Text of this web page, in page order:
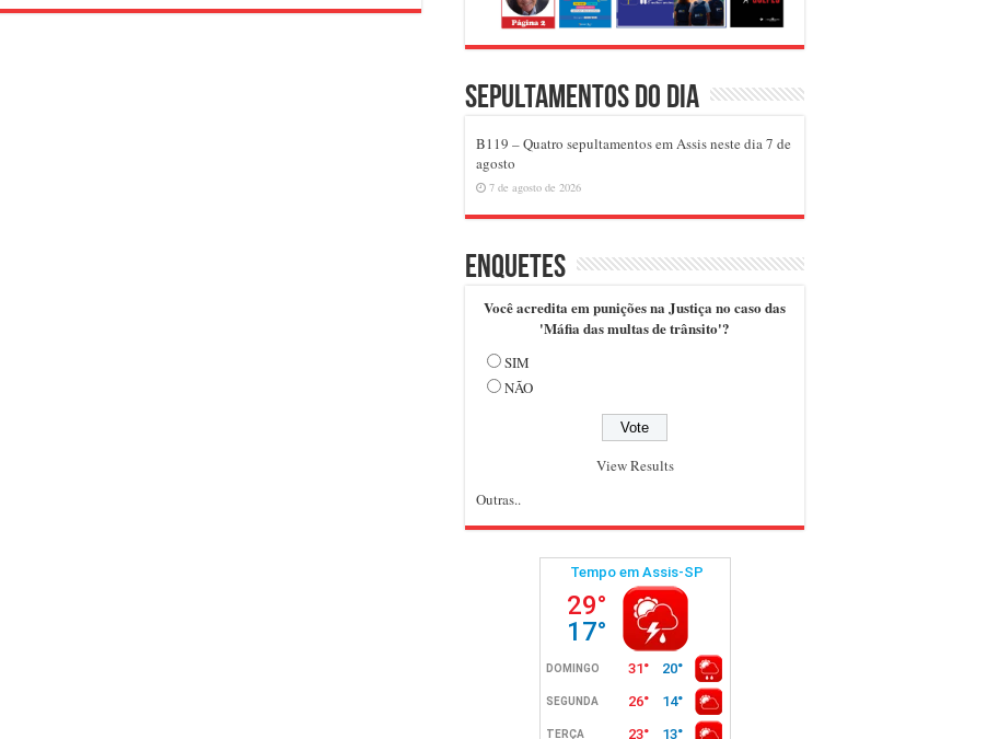
Sepultamentos do dia
B119 – Quatro sepultamentos em Assis neste dia 7 de
agosto
7 de agosto de 2026
Enquetes
Você acredita em punições na Justiça no caso das
'Máfia das multas de trânsito'?
SIM
NÃO
View Results
Outras..